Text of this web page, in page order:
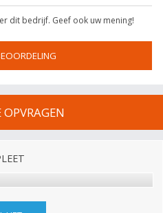
dit bedrijf. Geef ook uw mening!
OPVRAGEN